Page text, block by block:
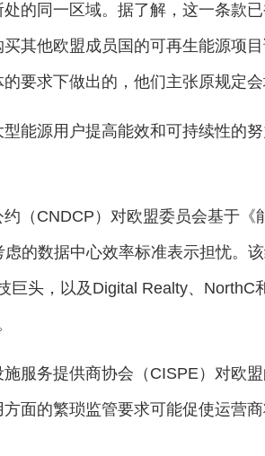
的同一区域。据了解，这一条款
其他欧盟成员国的可再生能源项
要求下做出的，他们主张原规定会
能源用户提高能效和可持续性的
（CNDCP）对欧盟委员会基于《
虑的数据中心效率标准表示担忧。
巨头，以及Digital Realty、NorthC
服务提供商协会（CISPE）对欧
面的繁琐监管要求可能促使运营